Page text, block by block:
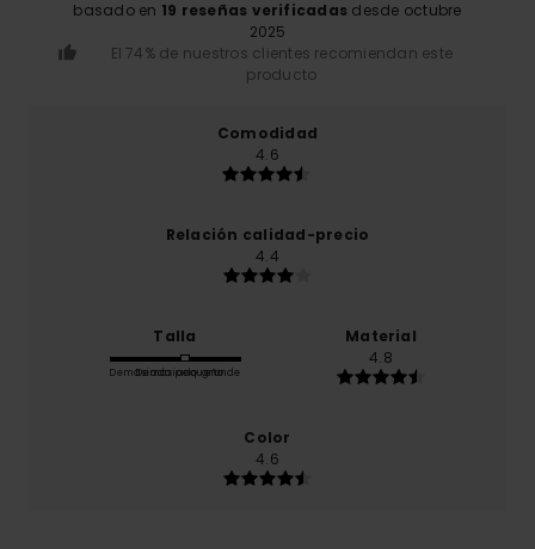
basado en 19 reseñas verificadas desde octubre
2025
El 74% de nuestros clientes recomiendan este
producto
Comodidad
4.6
Relación calidad-precio
4.4
Talla
Demasiado pequeño
Demasiado grande
Material
4.8
Color
4.6